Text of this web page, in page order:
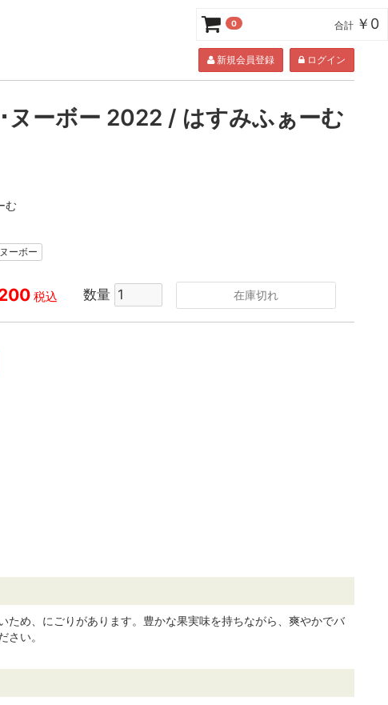
新規会員登録 ログイン
ヌーボー 2022 / はすみふぁーむ
む
ーボー
税込 数量 在庫切れ
め、にごりがあります。豊かな果実味を持ちながら、爽やかでバ
い。
0 合計 ￥0